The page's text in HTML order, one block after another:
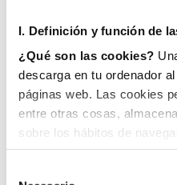
I. Definición y función de
¿Qué son las cookies?
descarga en tu ordenador
páginas web. Las cookies
entre otras cosas,
sobre los hábitos de
equipo y, dependiendo de
de la forma en que utilice
mantiene en perfecto
alrededores de zonas
Ciudad de las Artes y
maratón- así como
Para ello, desde el
trabajaron en horario